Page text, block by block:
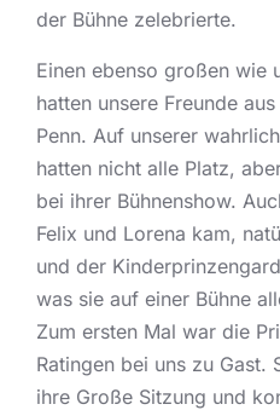
der Bühne zelebrierte.
Einen ebenso großen wie
hatten unsere Freunde
Penn. Auf unserer
hatten nicht alle Platz,
bei ihrer Bühnenshow.
Felix und Lorena kam,
und der
was sie auf einer Bühne
Zum ersten Mal war die
Ratingen bei uns zu Gast.
ihre Große Sitzung und